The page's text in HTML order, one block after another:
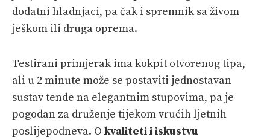
dodatni hladnjaci, pa čak i spremnik sa živom
ješkom ili druga oprema.
Testirani primjerak ima kokpit otvorenog tipa,
ali u 2 minute može se postaviti jednostavan
sustav tende na elegantnim stupovima, pa je
pogodan za druženje tijekom vrućih ljetnih
poslijepodneva. O kvaliteti i iskustvu